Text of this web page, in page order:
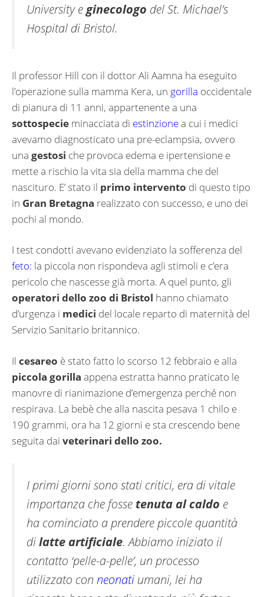
University eginecologo del St. Michael’s
Hospital di Bristol.
Il professor Hill con il dottor Ali Aamna ha eseguito
l’operazione sulla mamma Kera, un gorilla occidentale
di pianura di 11 anni, appartenente a una
sottospecie minacciata di estinzionea cui i medici
avevamo diagnosticato una pre-eclampsia, ovvero
una gestosi che provoca edema e ipertensione e
mette a rischio la vita sia della mamma che del
nascituro. E’ stato il primo intervento di questo tipo
in Gran Bretagna realizzato con successo, e uno dei
pochi al mondo.
I test condotti avevano evidenziato la sofferenza del
feto: la piccola non rispondeva agli stimoli e c’era
pericolo che nascesse già morta. A quel punto, gli
operatori dello zoo di Bristol hanno chiamato
d’urgenza i medici del locale reparto di maternità del
Servizio Sanitario britannico.
Il cesareo è stato fatto lo scorso 12 febbraio e alla
piccola gorilla appena estratta hanno praticato le
manovre di rianimazione d’emergenza perché non
respirava. La bebè che alla nascita pesava 1 chilo e
190 grammi, ora ha 12 giorni e sta crescendo bene
seguita dai veterinari dello zoo.
I primi giorni sono stati critici, era di vitale
importanza che fosse tenuta al caldo e
ha cominciato a prendere piccole quantità
dilatte artificiale. Abbiamo iniziato il
contatto ‘pelle-a-pelle’, un processo
utilizzato con neonati umani, lei ha